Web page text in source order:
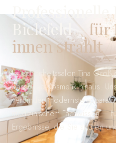
Bielefeld –für
innen strahlt
Im Schönheitssalon Tina
klassische Kosmetik hinaus.
verbinden modernste
medizinischem Fachwissen –
Ergebnisse, die Sie spüren